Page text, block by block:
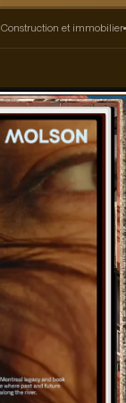
Construction et immobilier